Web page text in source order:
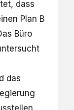
dass
Plan B
Büro
das